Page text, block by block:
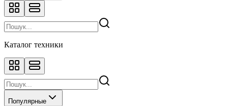
Каталог техники
Популярные